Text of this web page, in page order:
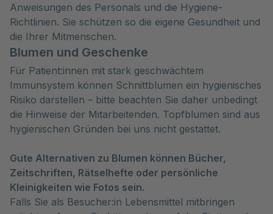
Anweisungen des Personals und die Hygiene-
Richtlinien. Sie schützen so die eigene Gesundheit und
die Ihrer Mitmenschen.
Blumen und Geschenke
Für Patient:innen mit stark geschwächtem
Immunsystem können Schnittblumen ein hygienisches
Risiko darstellen – bitte beachten Sie daher unbedingt
die Hinweise der Mitarbeitenden. Topfblumen sind aus
hygienischen Gründen bei uns nicht gestattet.
Gute Alternativen zu Blumen können Bücher,
Zeitschriften, Rätselhefte oder persönliche
Kleinigkeiten wie Fotos sein.
Falls Sie als Besucher:in Lebensmittel mitbringen